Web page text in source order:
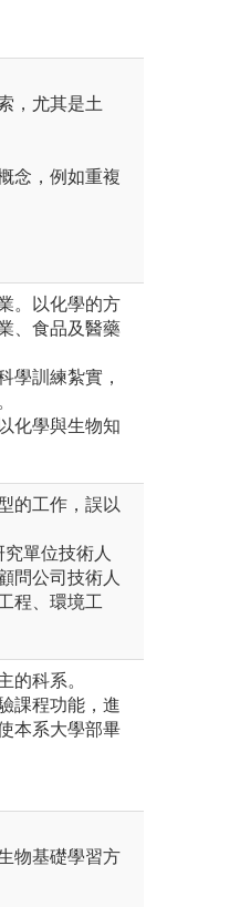
，尤其是土
念，例如重複
。以化學的方
、食品及醫藥
學訓練紮實，
化學與生物知
的工作，誤以
單位技術人
問公司技術人
程、環境工
的科系。
課程功能，進
本系大學部畢
物基礎學習方